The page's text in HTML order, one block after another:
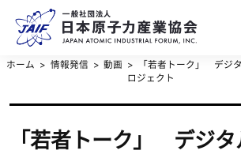
ホーム 情報発信 動画
「若者トーク」 デジ
ロジェクト
「若者トーク」 デジタ